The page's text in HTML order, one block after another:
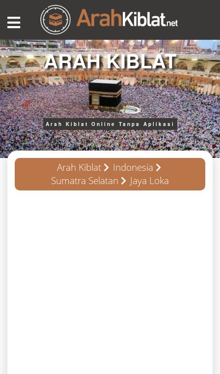
ARAH KIBLAT
Arah Kiblat Online Tanpa Aplikasi
Arah Kiblat
Indonesia
Sumatra Selatan
Jaya Loka